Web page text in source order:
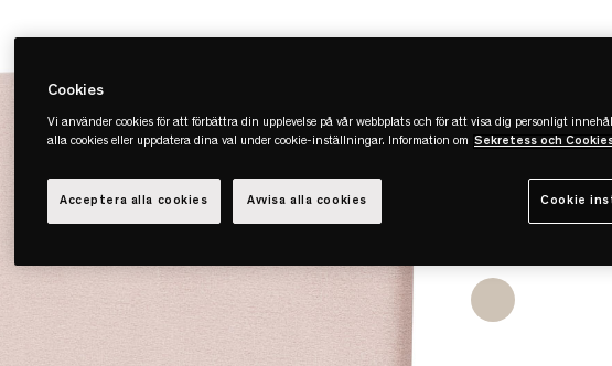
Cookies
Vi använder cookies för att förbättra din upplevelse på vår webbplats och för att visa dig personligt
alla cookies eller uppdatera dina val under cookie-inställningar. Information om Sekretess och
Cookie
Avvisa alla cookies
Acceptera alla cookies